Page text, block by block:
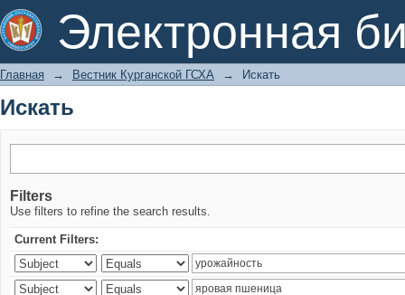
Электронная
Искать
Главная → Вестник Курганской ГСХА → Искать
Искать
Filters
Use filters to refine the search results.
Current Filters: